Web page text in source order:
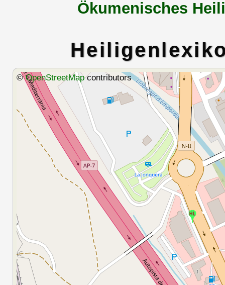
Ökumenisches
©OpenStreetMapcontributors